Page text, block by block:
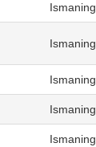
Ismaning
Ismaning
Ismaning
Ismaning
Ismaning